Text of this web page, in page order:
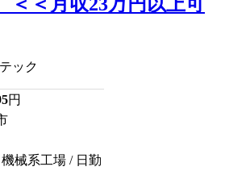
＜＜月収23万円以上可
ック
円
械系工場 / 日勤